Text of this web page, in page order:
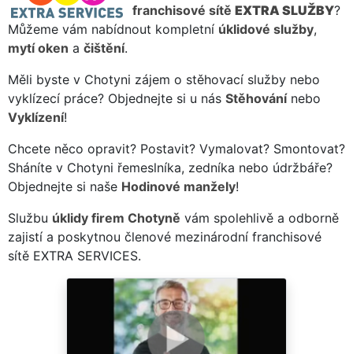
franchisové sítě EXTRA SLUŽBY?
Můžeme vám nabídnout kompletní úklidové služby,
mytí oken a čištění.
Měli byste v Chotyni zájem o stěhovací služby nebo
vyklízecí práce? Objednejte si u nás Stěhovánínebo
Vyklízení!
Chcete něco opravit? Postavit? Vymalovat? Smontovat?
Sháníte v Chotyni řemeslníka, zedníka nebo údržbáře?
Objednejte si naše Hodinové manžely!
Službu úklidy firem Chotyně vám spolehlivě a odborně
zajistí a poskytnou členové mezinárodní franchisové
sítě EXTRA SERVICES.